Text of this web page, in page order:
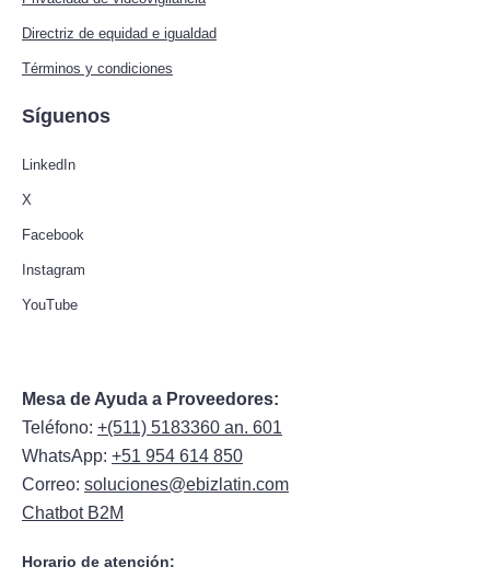
Directriz de equidad e igualdad
Términos y condiciones
Síguenos
LinkedIn
X
Facebook
Instagram
YouTube
Mesa de Ayuda a Proveedores:
Teléfono: +(511) 5183360 an. 601
WhatsApp: +51 954 614 850
Correo: soluciones@ebizlatin.com
Chatbot B2M
Horario de atención: